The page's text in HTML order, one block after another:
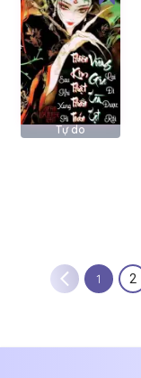
Tự do
1 2